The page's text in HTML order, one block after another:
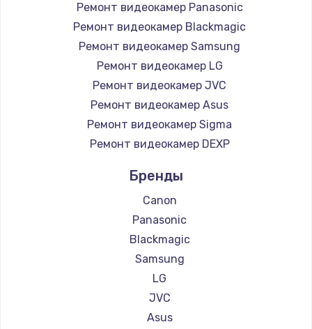
Ремонт видеокамер Panasonic
Ремонт видеокамер Blackmagic
Ремонт видеокамер Samsung
Ремонт видеокамер LG
Ремонт видеокамер JVC
Ремонт видеокамер Asus
Ремонт видеокамер Sigma
Ремонт видеокамер DEXP
Бренды
Canon
Panasonic
Blackmagic
Samsung
LG
JVC
Asus